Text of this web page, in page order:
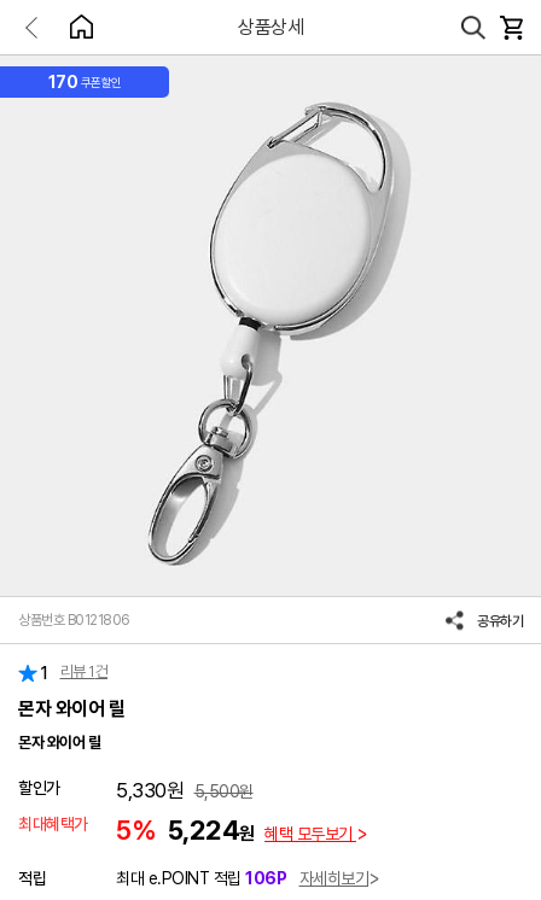
상품상세
170 쿠폰할인
상품번호 B0121806 공유하기
1 리뷰 1건
몬자 와이어 릴
몬자 와이어 릴
할인가 5,330원 5,500원
최대혜택가
5% 5,224원 혜택 모두보기
적립 최대 e.POINT 적립 106P
자세히보기